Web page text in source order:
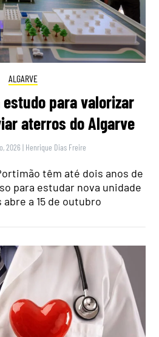
ALGARVE
estudo para valorizar
aterros do Algarve
2026 | Henrique Dias Freire
têm até dois anos de
para estudar nova unidade
a 15 de outubro